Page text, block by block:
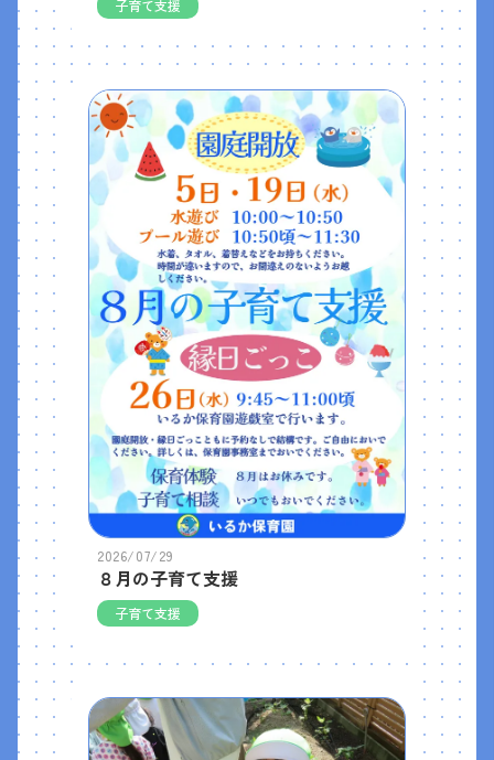
子育て支援
2026/07/29
８月の子育て支援
子育て支援